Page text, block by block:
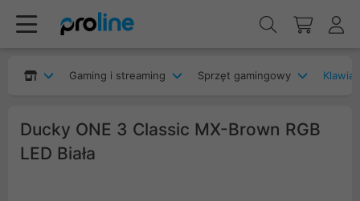
Gaming i streaming Sprzęt gamingowy
Ducky ONE 3 Classic MX-Brown RGB
LED Biała